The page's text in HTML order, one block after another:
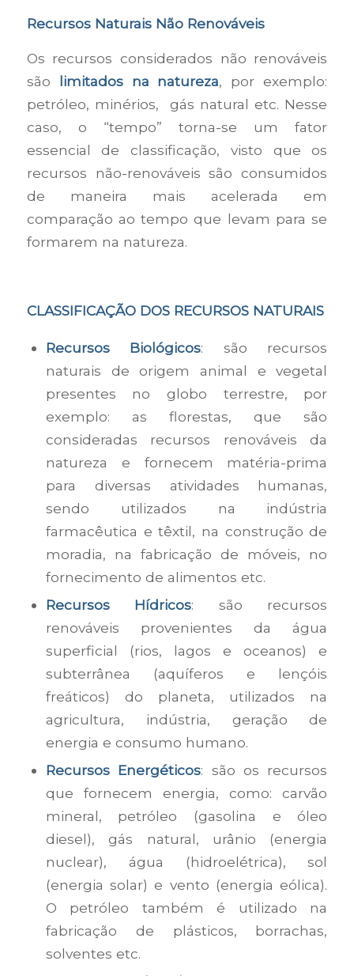
Recursos Naturais Não Renováveis
Os recursos considerados não renováveis
são limitados na natureza, por exemplo:
petróleo, minérios, gás natural etc. Nesse
caso, o “tempo” torna-se um fator
essencial de classificação, visto que os
recursos não-renováveis são consumidos
de maneira mais acelerada em
comparação ao tempo que levam para se
formarem na natureza.
CLASSIFICAÇÃO DOS RECURSOS NATURAIS
Recursos Biológicos: são recursos
naturais de origem animal e vegetal
presentes no globo terrestre, por
exemplo: as florestas, que são
consideradas recursos renováveis da
natureza e fornecem matéria-prima
para diversas atividades humanas,
sendo utilizados na indústria
farmacêutica e têxtil, na construção de
moradia, na fabricação de móveis, no
fornecimento de alimentos etc.
Recursos Hídricos: são recursos
renováveis provenientes da água
superficial (rios, lagos e oceanos) e
subterrânea (aquíferos e lençóis
freáticos) do planeta, utilizados na
agricultura, indústria, geração de
energia e consumo humano.
Recursos Energéticos: são os recursos
que fornecem energia, como: carvão
mineral, petróleo (gasolina e óleo
diesel), gás natural, urânio (energia
nuclear), água (hidroelétrica), sol
(energia solar) e vento (energia eólica).
O petróleo também é utilizado na
fabricação de plásticos, borrachas,
solventes etc.